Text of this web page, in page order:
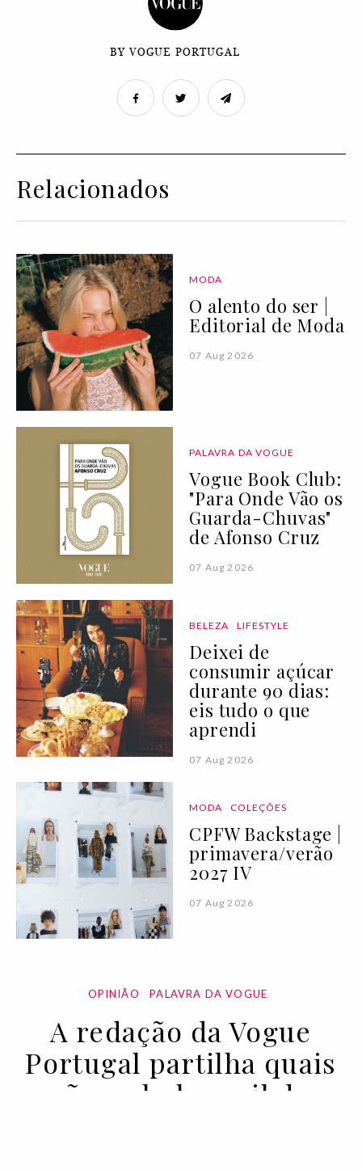
BY VOGUE PORTUGAL
Relacionados
MODA
O alento do ser |
Editorial de Moda
07 Aug 2026
PALAVRA DA VOGUE
Vogue Book Club:
"Para Onde Vão os
Guarda-Chuvas"
de Afonso Cruz
07 Aug 2026
BELEZA LIFESTYLE
Deixei de
consumir açúcar
durante 90 dias:
eis tudo o que
aprendi
07 Aug 2026
MODA COLEÇÕES
CPFW Backstage |
primavera/verão
2027 IV
07 Aug 2026
OPINIÃO PALAVRA DA VOGUE
A redação da Vogue
Portugal partilha quais
são os holy grail da